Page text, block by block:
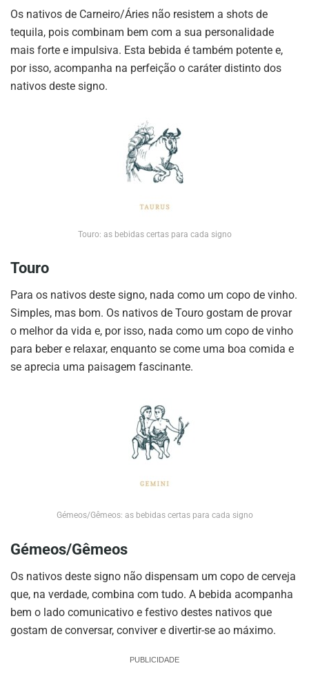
Os nativos de Carneiro/Áries não resistem a shots de
tequila, pois combinam bem com a sua personalidade
mais forte e impulsiva. Esta bebida é também potente e,
por isso, acompanha na perfeição o caráter distinto dos
nativos deste signo.
Touro: as bebidas certas para cada signo
Touro
Para os nativos deste signo, nada como um copo de vinho.
Simples, mas bom. Os nativos de Touro gostam de provar
o melhor da vida e, por isso, nada como um copo de vinho
para beber e relaxar, enquanto se come uma boa comida e
se aprecia uma paisagem fascinante.
Gémeos/Gêmeos: as bebidas certas para cada signo
Gémeos/Gêmeos
Os nativos deste signo não dispensam um copo de cerveja
que, na verdade, combina com tudo. A bebida acompanha
bem o lado comunicativo e festivo destes nativos que
gostam de conversar, conviver e divertir-se ao máximo.
PUBLICIDADE